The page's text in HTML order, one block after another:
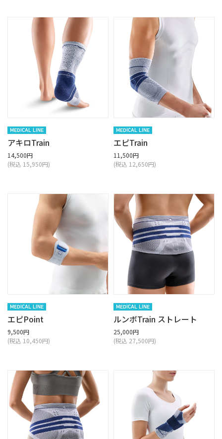
MEDICAL LINE
アキロTrain
14,500円
(税込 15,950円)
MEDICAL LINE
エピTrain
11,500円
(税込 12,650円)
MEDICAL LINE
エピPoint
9,500円
(税込 10,450円)
MEDICAL LINE
ルンボTrain ストレート
25,000円
(税込 27,500円)